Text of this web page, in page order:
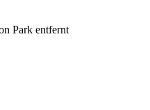
Park entfernt